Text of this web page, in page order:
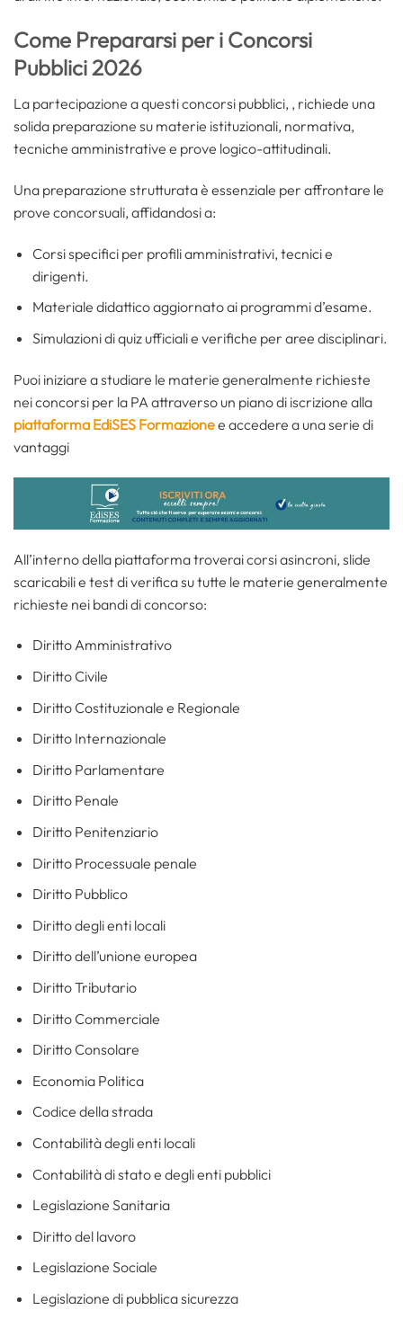
Come Prepararsi per i Concorsi
Pubblici 2026
La partecipazione a questi concorsi pubblici, , richiede una
solida preparazione su materie istituzionali, normativa,
tecniche amministrative e prove logico-attitudinali.
Una preparazione strutturata è essenziale per affrontare le
prove concorsuali, affidandosi a:
Corsi specifici per profili amministrativi, tecnici e
dirigenti.
Materiale didattico aggiornato ai programmi d’esame.
Simulazioni di quiz ufficiali e verifiche per aree disciplinari.
Puoi iniziare a studiare le materie generalmente richieste
nei concorsi per la PA attraverso un piano di iscrizione alla
piattaforma EdiSES Formazionee accedere a una serie di
vantaggi
All’interno della piattaforma troverai corsi asincroni, slide
scaricabili e test di verifica su tutte le materie generalmente
richieste nei bandi di concorso:
Diritto Amministrativo
Diritto Civile
Diritto Costituzionale e Regionale
Diritto Internazionale
Diritto Parlamentare
Diritto Penale
Diritto Penitenziario
Diritto Processuale penale
Diritto Pubblico
Diritto degli enti locali
Diritto dell’unione europea
Diritto Tributario
Diritto Commerciale
Diritto Consolare
Economia Politica
Codice della strada
Contabilità degli enti locali
Contabilità di stato e degli enti pubblici
Legislazione Sanitaria
Diritto del lavoro
Legislazione Sociale
Legislazione di pubblica sicurezza